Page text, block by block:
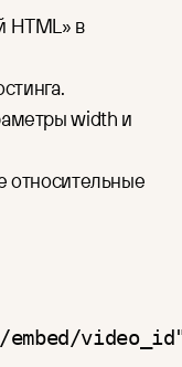
HTML» в
width и
относительные